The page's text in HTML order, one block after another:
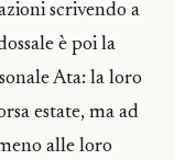
scrivendo a
è poi la
Ata: la loro
estate, ma ad
alle loro